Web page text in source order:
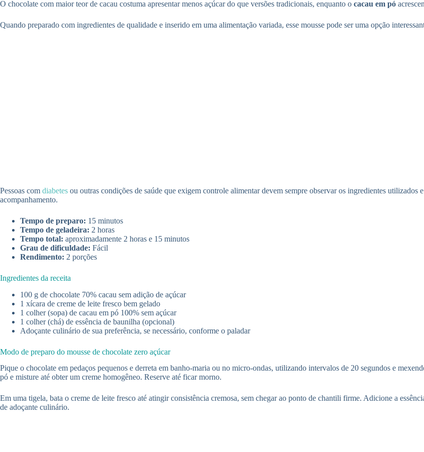
O chocolate com maior teor de cacau costuma apresentar menos açúcar do que versões tradicionais, enquanto o cacau em pó
Quando preparado com ingredientes de qualidade e inserido em uma alimentação variada, esse mousse pode ser uma opção
Pessoas com diabetes ou outras condições de saúde que exigem controle alimentar devem sempre observar os ingredientes utilizados
acompanhamento.
Tempo de preparo: 15 minutos
Tempo de geladeira: 2 horas
Tempo total: aproximadamente 2 horas e 15 minutos
Grau de dificuldade: Fácil
Rendimento: 2 porções
Ingredientes da receita
100 g de chocolate 70% cacau sem adição de açúcar
1 xícara de creme de leite fresco bem gelado
1 colher (sopa) de cacau em pó 100% sem açúcar
1 colher (chá) de essência de baunilha (opcional)
Adoçante culinário de sua preferência, se necessário, conforme o paladar
Modo de preparo do mousse de chocolate zero açúcar
Pique o chocolate em pedaços pequenos e derreta em banho-maria ou no micro-ondas, utilizando intervalos de 20 segundos e
pó e misture até obter um creme homogêneo. Reserve até ficar morno.
Em uma tigela, bata o creme de leite fresco até atingir consistência cremosa, sem chegar ao ponto de chantili firme. Adicione a
de adoçante culinário.